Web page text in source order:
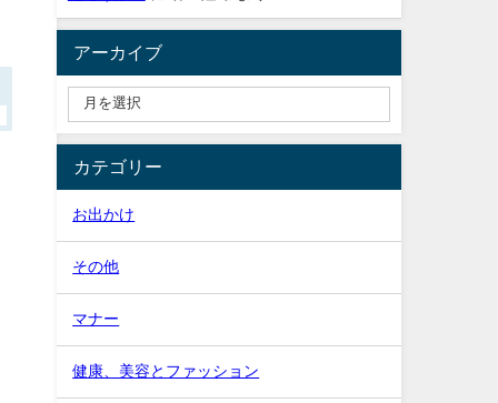
アーカイブ
カテゴリー
お出かけ
その他
マナー
健康、美容とファッション